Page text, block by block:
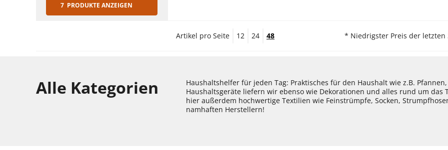
7 PRODUKTE ANZEIGEN
Artikel pro Seite 12 24 48 * Niedrigster Preis der letzten
Alle Kategorien
Haushaltshelfer für jeden Tag: Praktisches für den Haushalt wie z.B.
Haushaltsgeräte liefern wir ebenso wie Dekorationen und alles rund um das
hier außerdem hochwertige Textilien wie Feinstrümpfe, Socken,
namhaften Herstellern!